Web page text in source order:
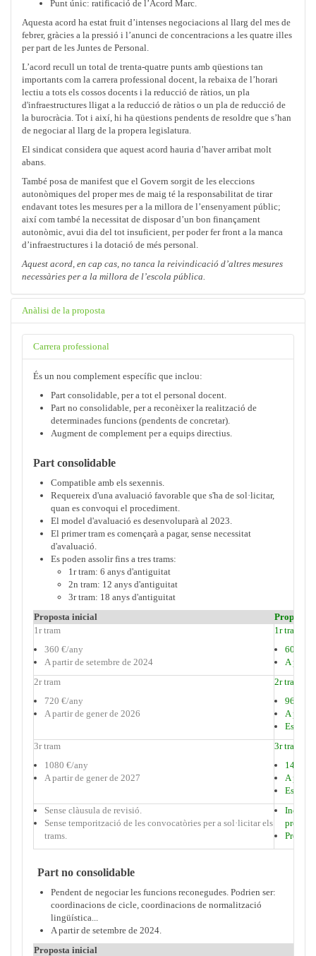
Punt únic: ratificació de l’Acord Marc.
Aquesta acord ha estat fruit d’intenses negociacions al llarg del mes de
febrer, gràcies a la pressió i l’anunci de concentracions a les quatre illes
per part de les Juntes de Personal.
L’acord recull un total de trenta-quatre punts amb qüestions tan
importants com la carrera professional docent, la rebaixa de l’horari
lectiu a tots els cossos docents i la reducció de ràtios, un pla
d'infraestructures lligat a la reducció de ràtios o un pla de reducció de
la burocràcia. Tot i així, hi ha qüestions pendents de resoldre que s’han
de negociar al llarg de la propera legislatura.
El sindicat considera que aquest acord hauria d’haver arribat molt
abans.
També posa de manifest que el Govern sorgit de les eleccions
autonòmiques del proper mes de maig té la responsabilitat de tirar
endavant totes les mesures per a la millora de l’ensenyament públic;
així com també la necessitat de disposar d’un bon finançament
autonòmic, avui dia del tot insuficient, per poder fer front a la manca
d’infraestructures i la dotació de més personal.
Aquest acord, en cap cas, no tanca la reivindicació d’altres mesures
necessàries per a la millora de l’escola pública.
Anàlisi de la proposta
Carrera professional
És un nou complement específic que inclou:
Part consolidable, per a tot el personal docent.
Part no consolidable, per a reconèixer la realització de
determinades funcions (pendents de concretar).
Augment de complement per a equips directius.
Part consolidable
Compatible amb els sexennis.
Requereix d'una avaluació favorable que s'ha de sol·licitar,
quan es convoqui el procediment.
El model d'avaluació es desenvoluparà al 2023.
El primer tram es començarà a pagar, sense necessitat
d'avaluació.
Es poden assolir fins a tres trams:
1r tram: 6 anys d'antiguitat
2n tram: 12 anys d'antiguitat
3r tram: 18 anys d'antiguitat
Proposta inicial
Proposta
1r tram
360 €/any
A partir de setembre de 2024
1r tram
600 €/
A partir
2r tram
720 €/any
A partir de gener de 2026
2r tram
960 €/
A partir
Es
3r tram
1080 €/any
A partir de gener de 2027
3r tram
1440
A partir
Es
Sense clàusula de revisió.
Sense temporització de les convocatòries per a sol·licitar els
trams.
Inclou
Preveu
Part no consolidable
Pendent de negociar les funcions reconegudes. Podrien ser:
coordinacions de cicle, coordinacions de normalització
lingüística...
A partir de setembre de 2024.
Proposta inicial